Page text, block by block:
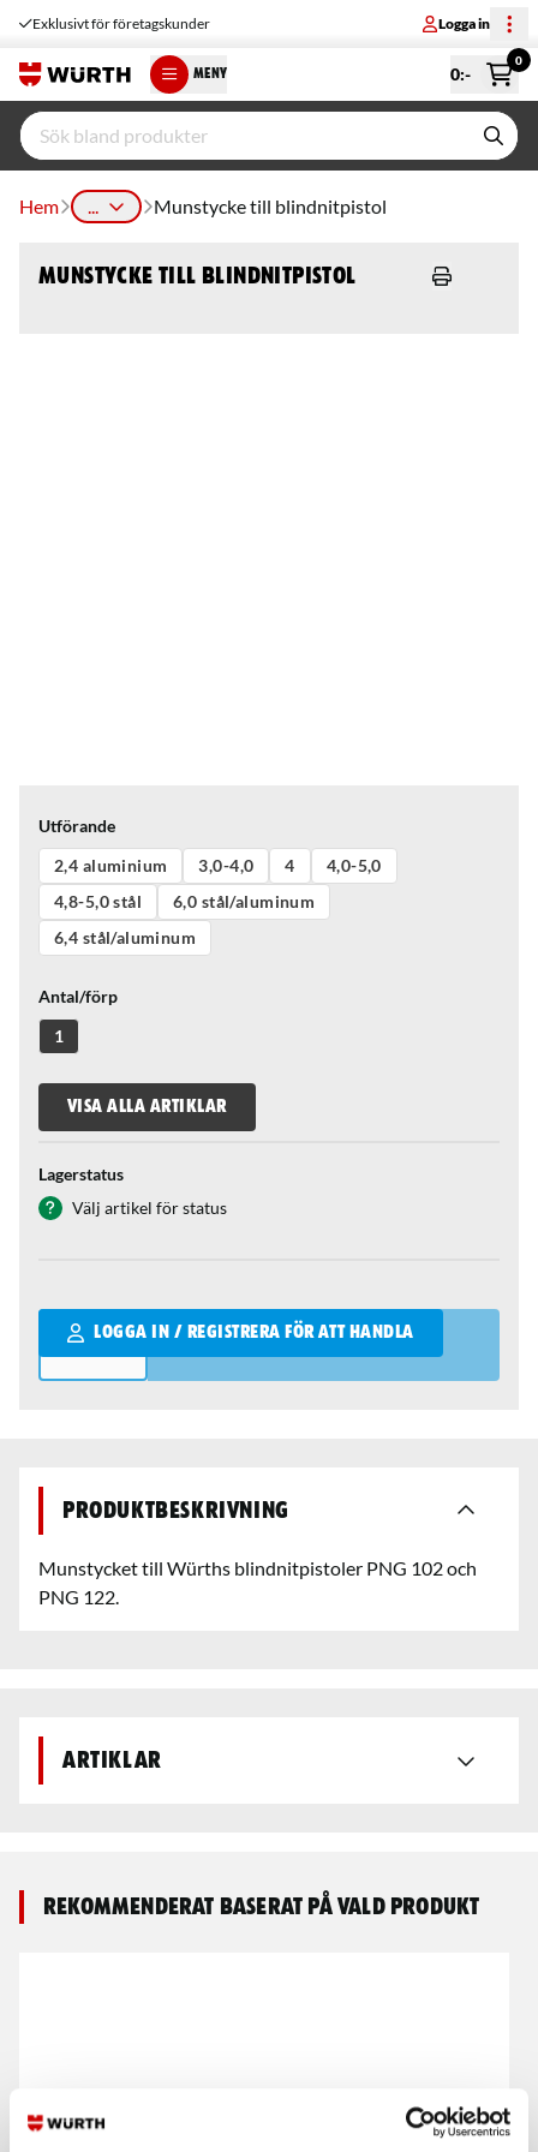
Exklusivt för företagskunder Logga in
MENY 0:-
0
Hem ... Munstycke till blindnitpistol
Munstycke till blindnitpistol
Utförande
2,4 aluminium
3,0-4,0 4
4,0-5,0
4,8-5,0 stål
6,0 stål/aluminum
6,4 stål/aluminum
Antal/förp
1
VISA ALLA ARTIKLAR
Lagerstatus
Välj artikel för status
LOGGA IN / REGISTRERA FÖR ATT HANDLA
Qantity
Produktbeskrivning
Munstycket till Würths blindnitpistoler PNG 102 och
PNG 122.
Artiklar
Rekommenderat baserat på vald produkt